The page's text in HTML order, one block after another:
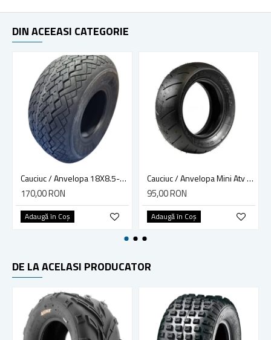
DIN ACEEASI CATEGORIE
Cauciuc / Anvelopa 18X8.5-8, Kart, tubeless, 4 p.r. MRH, made in India
170,00 RON
Adaugă în Coş
Cauciuc / Anvelopa Mini Atv / Pocket Bike 90/65-6.5
95,00 RON
Adaugă în Coş
DE LA ACELASI PRODUCATOR